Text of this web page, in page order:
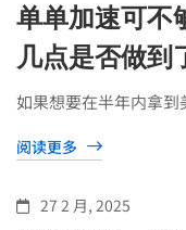
单单加速可
几点是否做到
如果想要在半年内拿
阅读更多
27 2 月, 2025